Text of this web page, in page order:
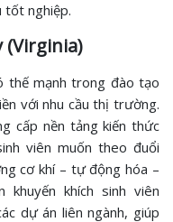
tốt nghiệp.
(Virginia)
thế mạnh trong đào tạo
với nhu cầu thị trường.
cấp nền tảng kiến thức
viên muốn theo đuổi
cơ khí – tự động hóa –
khuyến khích sinh viên
dự án liên ngành, giúp